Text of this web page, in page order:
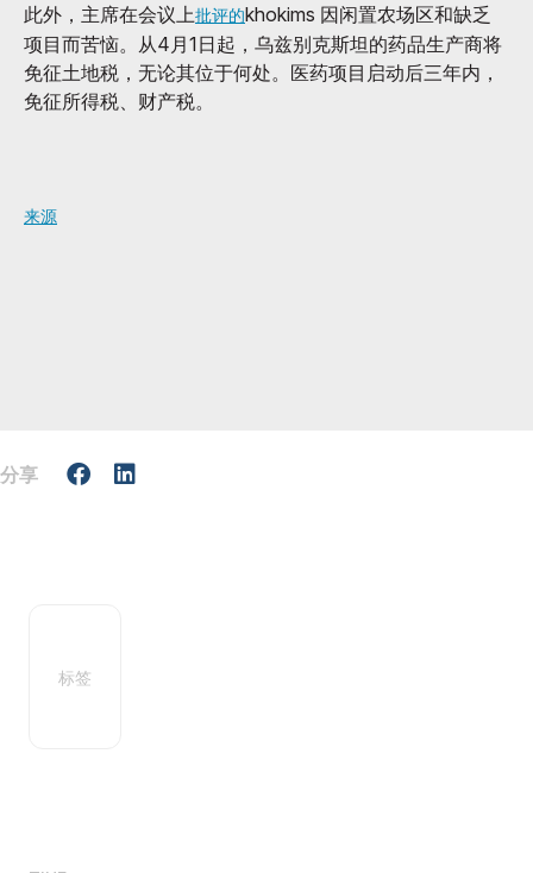
此外，主席在会议上批评的khokims 因闲置农场区和缺乏
项目而苦恼。从4月1日起，乌兹别克斯坦的药品生产商将
免征土地税，无论其位于何处。医药项目启动后三年内，
免征所得税、财产税。
来源
分享
标签